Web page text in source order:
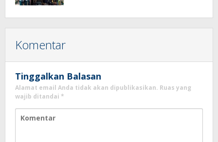
Komentar
Tinggalkan Balasan
Alamat email Anda tidak akan dipublikasikan. Ruas yang
wajib ditandai *